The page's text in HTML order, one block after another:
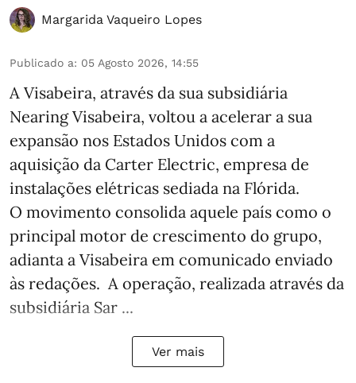
Margarida Vaqueiro Lopes
Publicado a: 05 Agosto 2026, 14:55
A Visabeira, através da sua subsidiária
Nearing Visabeira, voltou a acelerar a sua
expansão nos Estados Unidos com a
aquisição da Carter Electric, empresa de
instalações elétricas sediada na Flórida.
O movimento consolida aquele país como o
principal motor de crescimento do grupo,
adianta a Visabeira em comunicado enviado
às redações. A operação, realizada através da
subsidiária Sar ...
Ver mais